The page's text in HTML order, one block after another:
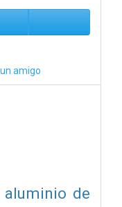
amigo
aluminio de